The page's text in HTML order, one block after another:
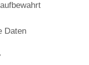
Daten